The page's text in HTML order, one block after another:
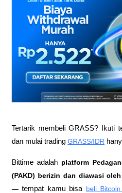
Tertarik membeli GRASS? Ikuti
dan mulai trading GRASS/IDR
Bittime adalah platform
(PAKD) berizin dan diawasi
— tempat kamu bisa beli